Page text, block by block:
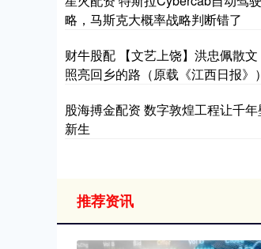
略，马斯克大概率战略判断错了
财牛股配 【文艺上饶】洪忠佩散文
照亮回乡的路（原载《江西日报》）
股海搏金配资 数字敦煌工程让千
新生
推荐资讯